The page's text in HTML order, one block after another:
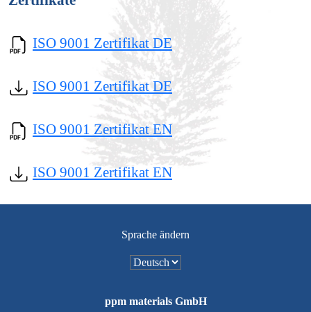
ISO 9001 Zertifikat DE
ISO 9001 Zertifikat DE
ISO 9001 Zertifikat EN
ISO 9001 Zertifikat EN
Sprache ändern
ppm materials GmbH